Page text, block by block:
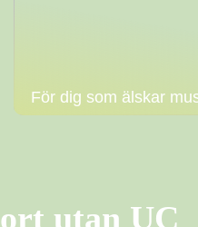
För dig som älskar
utan UC